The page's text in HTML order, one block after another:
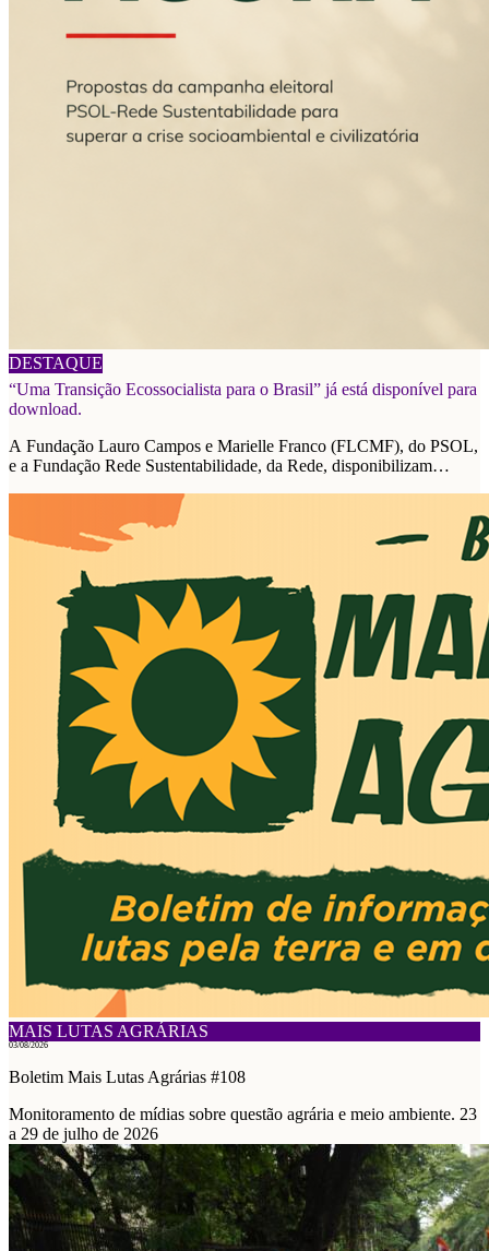
DESTAQUE
06/08/2026
“Uma Transição Ecossocialista para o Brasil” já está disponível para
download.
A Fundação Lauro Campos e Marielle Franco (FLCMF), do PSOL,
e a Fundação Rede Sustentabilidade, da Rede, disponibilizam
MAIS LUTAS AGRÁRIAS
03/08/2026
Boletim Mais Lutas Agrárias #108
Monitoramento de mídias sobre questão agrária e meio ambiente. 23
a 29 de julho de 2026